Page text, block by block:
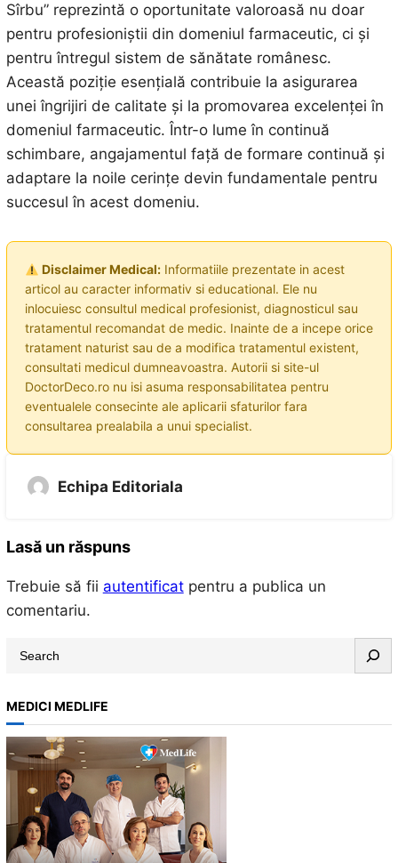
Sîrbu” reprezintă o oportunitate valoroasă nu doar
pentru profesioniștii din domeniul farmaceutic, ci și
pentru întregul sistem de sănătate românesc.
Această poziție esențială contribuie la asigurarea
unei îngrijiri de calitate și la promovarea excelenței în
domeniul farmaceutic. Într-o lume în continuă
schimbare, angajamentul față de formare continuă și
adaptare la noile cerințe devin fundamentale pentru
succesul în acest domeniu.
Disclaimer Medical:Informatiile prezentate in acest
articol au caracter informativ si educational. Ele nu
inlocuiesc consultul medical profesionist, diagnosticul sau
tratamentul recomandat de medic. Inainte de a incepe orice
tratament naturist sau de a modifica tratamentul existent,
consultati medicul dumneavoastra. Autorii si site-ul
DoctorDeco.ro nu isi asuma responsabilitatea pentru
eventualele consecinte ale aplicarii sfaturilor fara
consultarea prealabila a unui specialist.
Echipa Editoriala
Lasă un răspuns
Trebuie să fii autentificatpentru a publica un
comentariu.
a
r
c
h
MEDICI MEDLIFE